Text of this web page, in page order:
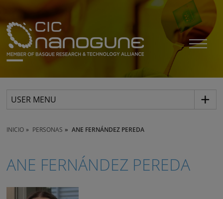
USER MENU
INICIO PERSONAS ANE FERNÁNDEZ PEREDA
ANE FERNÁNDEZ PEREDA